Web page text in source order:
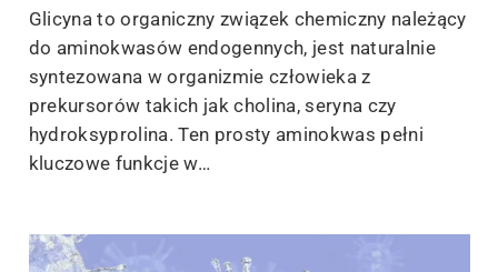
Glicyna to organiczny związek chemiczny należący
do aminokwasów endogennych, jest naturalnie
syntezowana w organizmie człowieka z
prekursorów takich jak cholina, seryna czy
hydroksyprolina. Ten prosty aminokwas pełni
kluczowe funkcje w…